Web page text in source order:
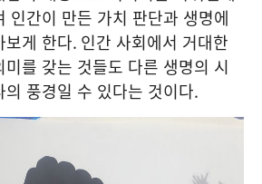
인간이 만든 가치 판단과 생명에
보게 한다. 인간 사회에서 거대한
를 갖는 것들도 다른 생명의 시
풍경일 수 있다는 것이다.